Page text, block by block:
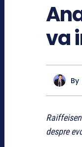
va
By
despre